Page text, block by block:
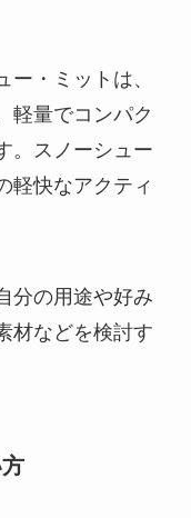
ー・ミットは、
軽量でコンパク
。スノーシュー
軽快なアクティ
分の用途や好み
材などを検討す